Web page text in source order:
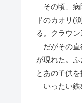
その頃、病
ドのカオリ(
る。クラウ
だがその直
が現れた。
とあの子供を
いったい鉄